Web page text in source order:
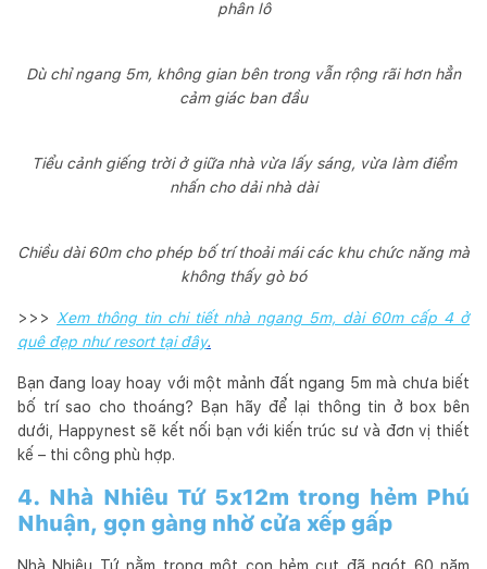
phân lô
Dù chỉ ngang 5m, không gian bên trong vẫn rộng rãi hơn hẳn
cảm giác ban đầu
Tiểu cảnh giếng trời ở giữa nhà vừa lấy sáng, vừa làm điểm
nhấn cho dải nhà dài
Chiều dài 60m cho phép bố trí thoải mái các khu chức năng mà
không thấy gò bó
>>>
Xem thông tin chi tiết nhà ngang 5m, dài 60m cấp 4 ở
quê đẹp như resort tại đây.
Bạn đang loay hoay với một mảnh đất ngang 5m mà chưa biết
bố trí sao cho thoáng? Bạn hãy để lại thông tin ở box bên
dưới, Happynest sẽ kết nối bạn với kiến trúc sư và đơn vị thiết
kế – thi công phù hợp.
4. Nhà Nhiêu Tứ 5x12m trong hẻm Phú
Nhuận, gọn gàng nhờ cửa xếp gấp